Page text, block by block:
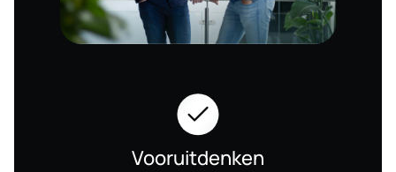
Vooruitdenken